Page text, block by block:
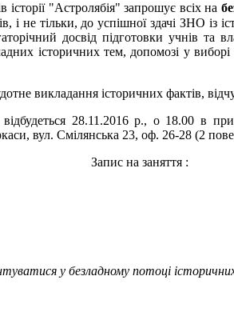
історії "Астролябія" запрошує всіх на
і не тільки, до успішної здачі ЗНО із
досвід підготовки учнів та
історичних тем, допомозі у виборі
викладання історичних фактів,
28.11.2016 р., о 18.00 в
вул. Смілянська 23, оф. 26-28 (2
Запис на заняття :
у безладному потоці